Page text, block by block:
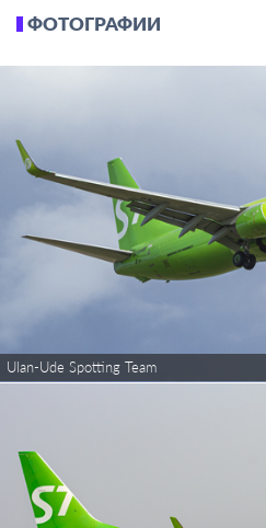
ФОТОГРАФИИ
Ulan-Ude Spotting Team